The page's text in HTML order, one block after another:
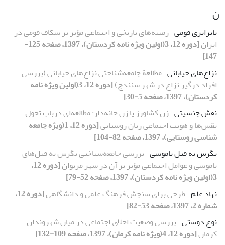
ن
نابرابری قومی زمینه‌های تاریخی و اجتماعی مؤثر بر شکاف قومی در
ایران
[دوره 12، 3(اولین ویژه نامه کردستان)، 1397، صفحه 125-
147]
نزاع‌های خیابانی مطالعة جامعه‌شناختی نزاع‌های خیابانی (بررسی
افراد درگیر نزاع در شهر سنندج)
[دوره 12، 3(اولین ویژه نامه
کردستان)، 1397، صفحه 5-30]
نقش جنسیتی زن کشاورز یا زن خانه‌دار: مطالعه‌ای درباب تحول
نقش‌ها و هویت اجتماعی زنان روستایی
[دوره 12، 1(ویژه جامعه
شناسی روستایی)، 1397، صفحه 82-104]
نگرش به قتل ناموسی بررسی جامعه‌شناختی نگرش به قتل‌های
ناموسی و عوامل اجتماعی مؤثر بر آن در شهر مریوان
[دوره 12،
3(اولین ویژه نامه کردستان)، 1397، صفحه 52-79]
نهاد علم طرحی برای سنجش فرهنگ علمی و دانشگاهی
[دوره 12،
شماره 2، 1397، صفحه 53-82]
نوع دوستی بررسی وضعیت اخلاق اجتماعی در میان شهروندان
کرمان[دوره 12، 4(ویژه نامه کرمان)، 1397، صفحه 109-132]